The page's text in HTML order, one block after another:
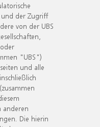
der Zugriff
von der UBS
"UBS")
und alle
anderen
Die hierin